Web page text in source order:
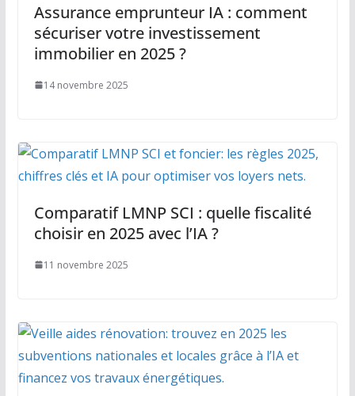
Assurance emprunteur IA : comment
sécuriser votre investissement
immobilier en 2025 ?
14 novembre 2025
Comparatif LMNP SCI : quelle fiscalité
choisir en 2025 avec l’IA ?
11 novembre 2025